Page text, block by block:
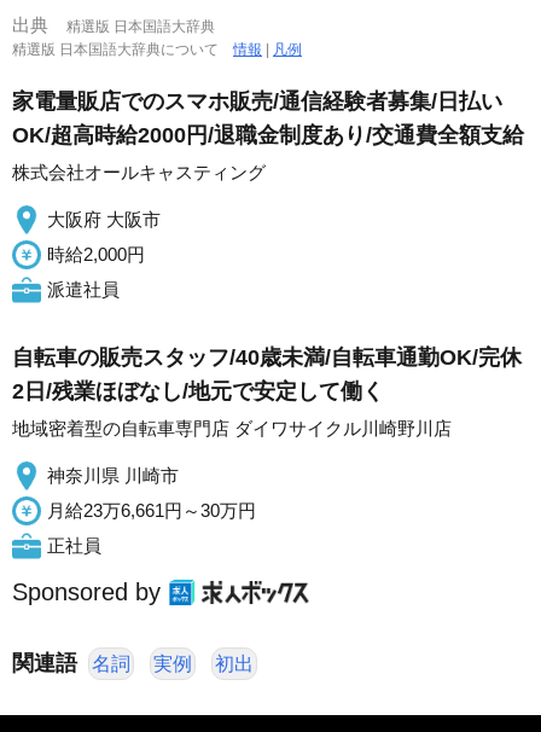
出典
精選版 日本国語大辞典
精選版 日本国語大辞典について情報 凡例
家電量販店でのスマホ販売/通信経験者募集/日払い
OK/超高時給2000円/退職金制度あり/交通費全額支給
株式会社オールキャスティング
大阪府 大阪市
時給2,000円
派遣社員
自転車の販売スタッフ/40歳未満/自転車通勤OK/完休
2日/残業ほぼなし/地元で安定して働く
地域密着型の自転車専門店 ダイワサイクル川崎野川店
神奈川県 川崎市
月給23万6,661円～30万円
正社員
Sponsored by
関連語 名詞 実例 初出